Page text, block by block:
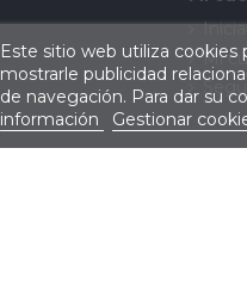
Mi
Este sitio web utiliza cookies
mostrarle publicidad
de navegación. Para dar su
información
Gestionar